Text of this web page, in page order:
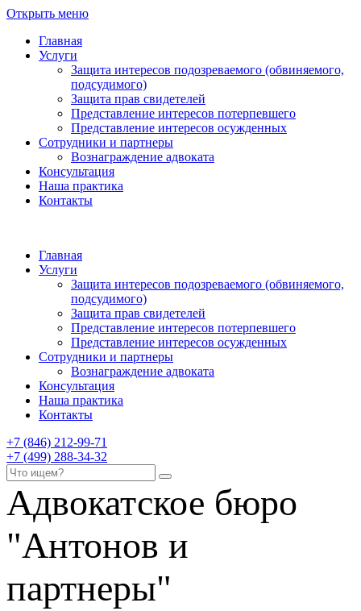
Открыть меню
Главная
Услуги
Защита интересов подозреваемого (обвиняемого,
подсудимого)
Защита прав свидетелей
Представление интересов потерпевшего
Представление интересов осужденных
Сотрудники и партнеры
Вознаграждение адвоката
Консультация
Наша практика
Контакты
Главная
Услуги
Защита интересов подозреваемого (обвиняемого,
подсудимого)
Защита прав свидетелей
Представление интересов потерпевшего
Представление интересов осужденных
Сотрудники и партнеры
Вознаграждение адвоката
Консультация
Наша практика
Контакты
+7 (846) 212-99-71
+7 (499) 288-34-32
Адвокатское бюро
"Антонов и
партнеры"